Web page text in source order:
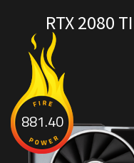
RTX 2080
881.40